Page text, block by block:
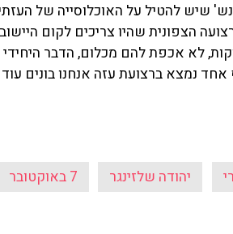
שיש להטיל על האוכלוסייה של
הצפונית שהיו צריכים לקום
לא אכפת להם מכלום, הדבר
נמצא ברצועת עזה אנחנו בונים עוד
יהודה שלזינגר 7 באוקטובר